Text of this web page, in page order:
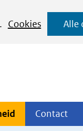
Cookies
Alle
Overheid
Uitklappen
Contact